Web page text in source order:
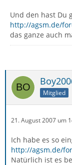
Und den hast Du
http://agsm.de/
das ganze auch
Mitglied
21. August 2007 um
Ich habe es so
http://agsm.de/
Natürlich ist es